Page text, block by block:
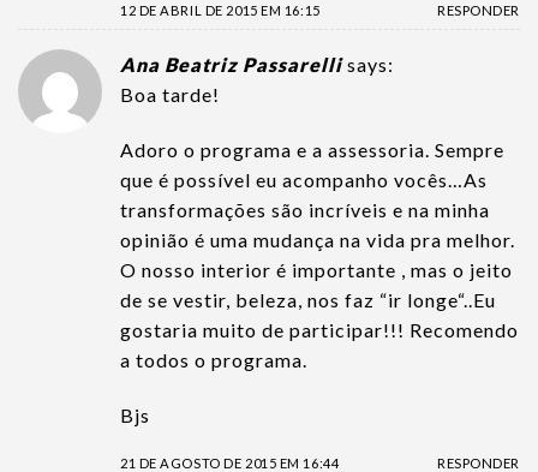
12 DE ABRIL DE 2015 EM 16:15 RESPONDER
Ana Beatriz Passarelli says:
Boa tarde!
Adoro o programa e a assessoria. Sempre
que é possível eu acompanho vocês…As
transformações são incríveis e na minha
opinião é uma mudança na vida pra melhor.
O nosso interior é importante , mas o jeito
de se vestir, beleza, nos faz “ir longe“..Eu
gostaria muito de participar!!! Recomendo
a todos o programa.
Bjs
21 DE AGOSTO DE 2015 EM 16:44 RESPONDER